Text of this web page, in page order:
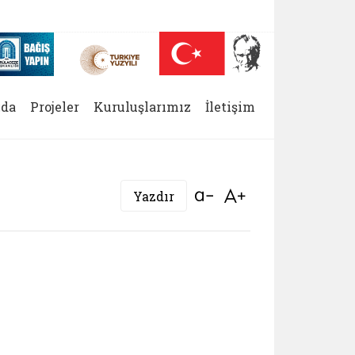
sekmede açılır)
On Yılı (yeni sekmede açılır)
Darülaceze bağış sayfası (yeni sekmede açılır)
Projeler Kuruluşlarımız İletişim
Yazdır Bağlantıyı aç